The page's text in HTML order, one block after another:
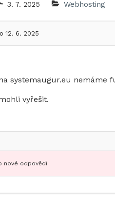
3. 7. 2025 Webhosting
12. 6. 2025
systemaugur.eu nemáme
vyřešit.
nové odpovědi.